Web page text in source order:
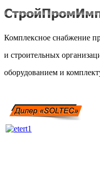
Комплексное снабжение
и строительных
оборудованием и